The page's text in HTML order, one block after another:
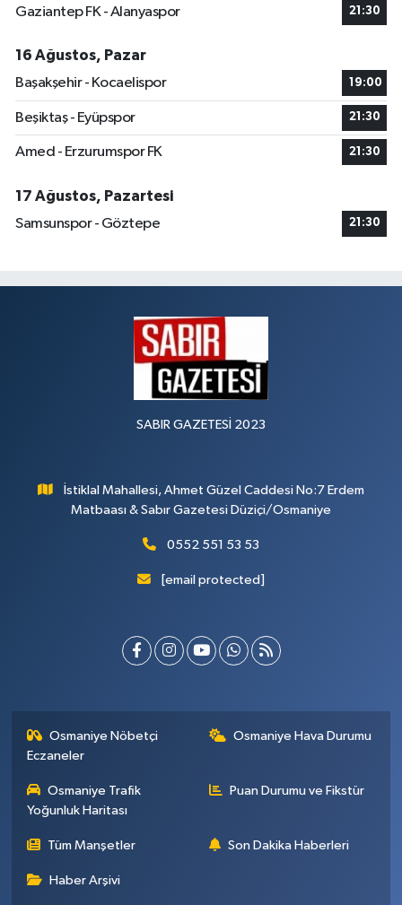
Gaziantep FK - Alanyaspor 21:30
16 Ağustos, Pazar
Başakşehir - Kocaelispor
19:00
Beşiktaş - Eyüpspor 21:30
Amed - Erzurumspor FK 21:30
17 Ağustos, Pazartesi
Samsunspor - Göztepe
21:30
SABIR GAZETESİ 2023
İstiklal Mahallesi, Ahmet Güzel Caddesi No:7 Erdem
Matbaası & Sabır Gazetesi Düziçi/Osmaniye
0552 551 53 53
[email protected]
Osmaniye Nöbetçi
Eczaneler
Osmaniye Hava Durumu
Osmaniye Trafik
Yoğunluk Haritası
Puan Durumu ve Fikstür
Tüm Manşetler Son Dakika Haberleri
Haber Arşivi